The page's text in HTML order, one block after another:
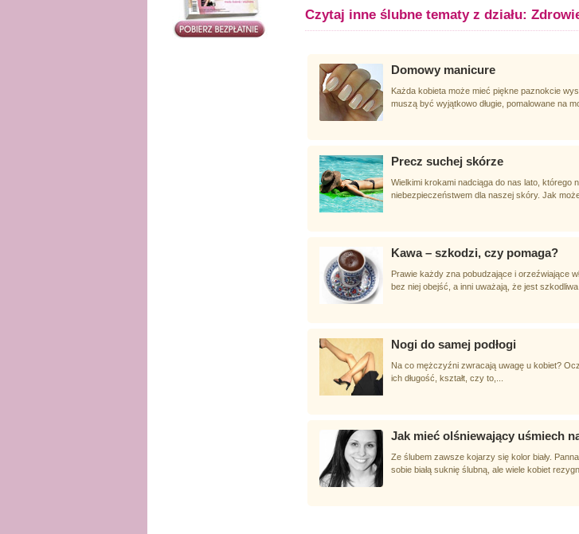
Czytaj inne ślubne tematy z działu:
Domowy manicure
Każda kobieta może mieć piękne paznokcie
muszą być wyjątkowo długie, pomalowane na
Precz suchej skórze
Wielkimi krokami nadciąga do nas lato, którego
niebezpieczeństwem dla naszej skóry. Jak
Kawa – szkodzi, czy pomaga?
Prawie każdy zna pobudzające i orzeźwiające
bez niej obejść, a inni uważają, że jest
Nogi do samej podłogi
Na co mężczyźni zwracają uwagę u kobiet?
ich długość, kształt, czy to,...
Jak mieć olśniewający uśmiech
Ze ślubem zawsze kojarzy się kolor biały.
sobie białą suknię ślubną, ale wiele kobiet